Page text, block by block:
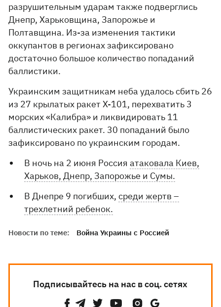
разрушительным ударам также подверглись
Днепр, Харьковщина, Запорожье и
Полтавщина. Из-за изменения тактики
оккупантов в регионах зафиксировано
достаточно большое количество попаданий
баллистики.
Украинским защитникам неба удалось сбить 26
из 27 крылатых ракет Х-101, перехватить 3
морских «Калибра» и ликвидировать 11
баллистических ракет. 30 попаданий было
зафиксировано по украинским городам.
В ночь на 2 июня Россияатаковала Киев,
Харьков, Днепр, Запорожье и Сумы.
В Днепре 9 погибших,среди жертв –
трехлетний ребенок.
Новости по теме: Война Украины с Россией
Подписывайтесь на нас в соц. сетях